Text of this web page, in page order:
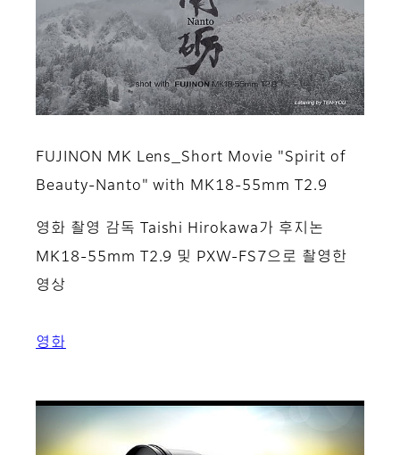
FUJINON MK Lens_Short Movie "Spirit of
Beauty-Nanto" with MK18-55mm T2.9
영화 촬영 감독 Taishi Hirokawa가 후지논
MK18-55mm T2.9 및 PXW-FS7으로 촬영한
영상
영화